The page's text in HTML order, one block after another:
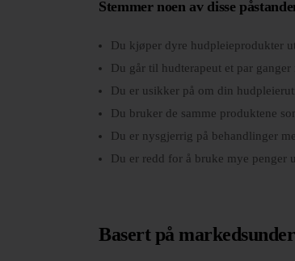
Stemmer noen av disse
Du kjøper dyre hudpleieprodukter
Du går til hudterapeut et par
Du er usikker på om din
Du bruker de samme produktene
Du er nysgjerrig på behandlinger
Du er redd for å bruke mye penger
Basert på